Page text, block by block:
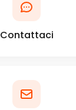
Contattaci